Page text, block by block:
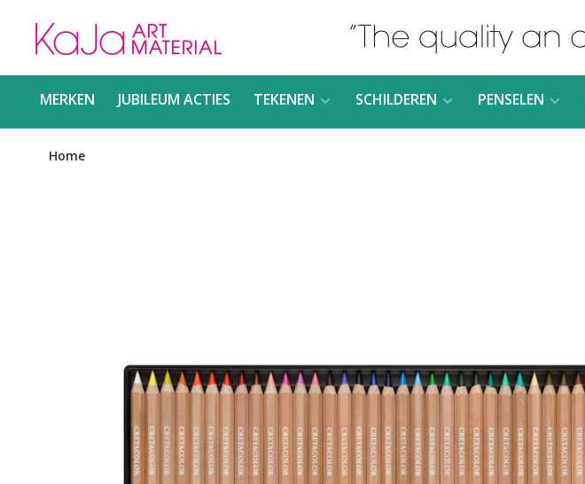
MERKEN JUBILEUM ACTIES TEKENEN SCHILDEREN PENSELEN
Home